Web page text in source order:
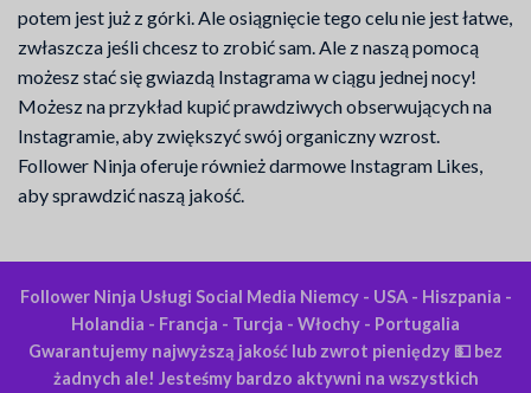
potem jest już z górki. Ale osiągnięcie tego celu nie jest łatwe,
zwłaszcza jeśli chcesz to zrobić sam. Ale z naszą pomocą
możesz stać się gwiazdą Instagrama w ciągu jednej nocy!
Możesz na przykład kupić prawdziwych obserwujących na
Instagramie, aby zwiększyć swój organiczny wzrost.
Follower Ninja oferuje również darmowe Instagram Likes,
aby sprawdzić naszą jakość.
Follower Ninja Usługi Social Media Niemcy - USA - Hiszpania -
Holandia - Francja - Turcja - Włochy - Portugalia
Gwarantujemy najwyższą jakość lub zwrot pieniędzy 💵 bez
żadnych ale! Jesteśmy bardzo aktywni na wszystkich